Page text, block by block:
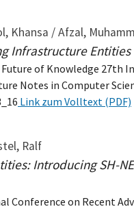
Khansa / Afzal,
Infrastructure
of Knowledge 27th
Notes in Computer
Link zum Volltext (PDF)
Ralf
Introducing SH-
on Recent